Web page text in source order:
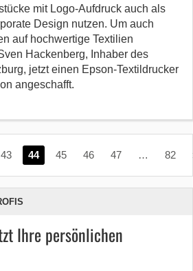
mit Logo-Aufdruck auch als
Design nutzen. Um auch
auf hochwertige Textilien
Hackenberg, Inhaber des
jetzt einen Epson-Textildrucker
angeschafft.
43 44 45 46 47 … 82
Ihre persönlichen